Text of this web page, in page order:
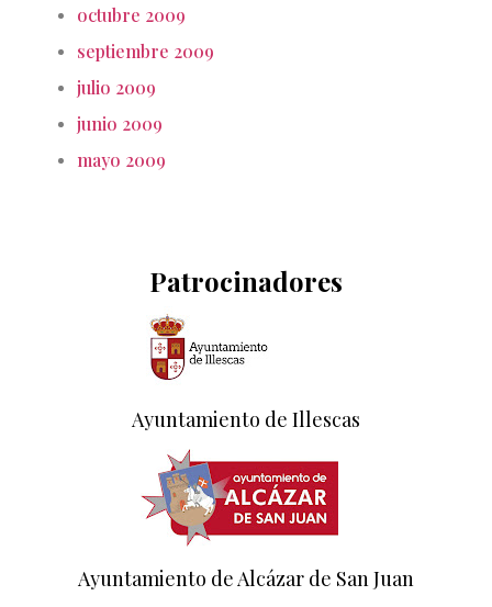
octubre 2009
septiembre 2009
julio 2009
junio 2009
mayo 2009
Patrocinadores
Ayuntamiento de Illescas
Ayuntamiento de Alcázar de San Juan